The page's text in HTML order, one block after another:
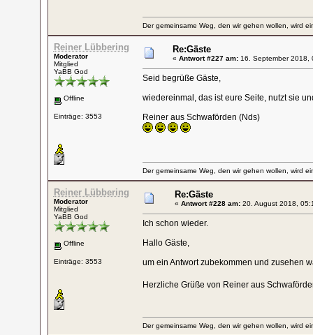
Der gemeinsame Weg, den wir gehen wollen, wird
Reiner Lübbering
Moderator
Mitglied
YaBB God
Offline
Einträge: 3553
Re:Gäste
« Antwort #227 am:16. September 2018,
Seid begrüße Gäste,
wiedereinmal, das ist eure Seite, nutzt sie
Reiner aus Schwaförden (Nds)
Der gemeinsame Weg, den wir gehen wollen, wird
Reiner Lübbering
Moderator
Mitglied
YaBB God
Offline
Einträge: 3553
Re:Gäste
« Antwort #228 am:20. August 2018,
Ich schon wieder.
Hallo Gäste,
um ein Antwort zubekommen und zusehen
Herzliche Grüße von Reiner aus
Der gemeinsame Weg, den wir gehen wollen, wird